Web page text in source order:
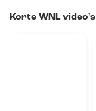
Korte WNL video's